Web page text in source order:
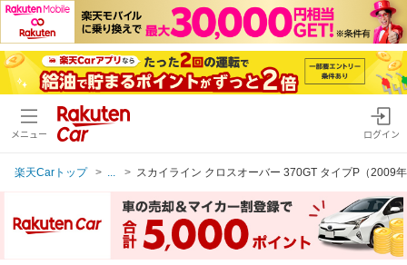
メニュー ログイン
楽天Carトップ スカイライン クロスオーバー 370GT タイプP（2009